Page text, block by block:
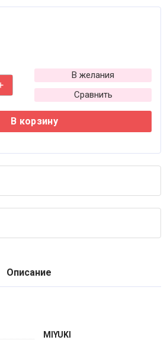
В желания
Сравнить
В корзину
Описание
MIYUKI